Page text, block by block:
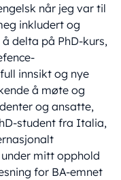
når jeg var til
inkludert og
delta på PhD-kurs,
innsikt og nye
å møte og
og ansatte,
student fra Italia,
mitt opphold
for BA-emnet